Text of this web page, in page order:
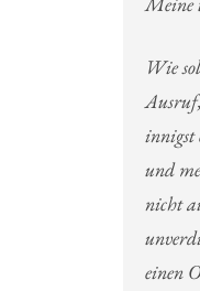
Wie
innigst
und
nicht
einen